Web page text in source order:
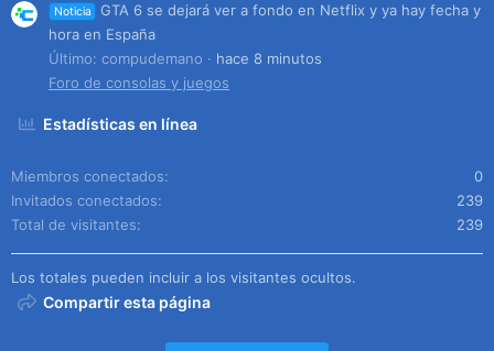
Noticia
GTA 6 se dejará ver a fondo en Netflix y ya hay fecha y
hora en España
Último: compudemano
hace 8 minutos
Foro de consolas y juegos
Estadísticas en línea
Miembros conectados
0
Invitados conectados
239
Total de visitantes
239
Los totales pueden incluir a los visitantes ocultos.
Compartir esta página